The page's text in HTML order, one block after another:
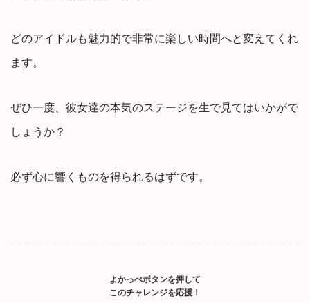
どのアイドルも魅力的で非常に楽しい時間へと変えてくれ
ます。
ぜひ一度、彼女達の本気のステージを生で見てはいかがで
しょうか？
必ず心に響くものを得られるはずです。
よかっぺボタンを押して
このチャレンジを応援！